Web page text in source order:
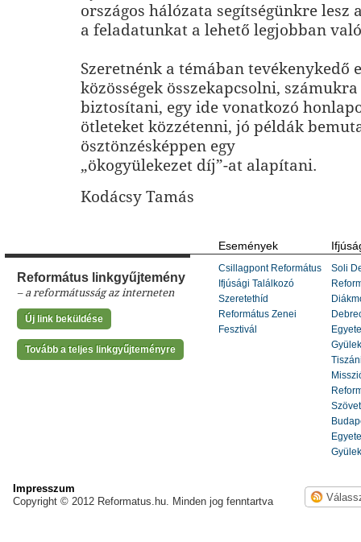
országos hálózata segítségünkre lesz
a feladatunkat a lehető legjobban
Szeretnénk a témában tevékenykedő
közösségek összekapcsolni,
biztosítani, egy ide vonatkozó
ötleteket közzétenni, jó példák
ösztönzésképpen egy
„ökogyülekezet díj”-at alapítani.
Kodácsy Tamás
Református linkgyűjtemény
– a reformátusság az interneten
Új link beküldése
Tovább a teljes linkgyűjteményre
Események
Csillagpont Református
Ifjúsági Találkozó
Szeretethíd
Református Zenei
Fesztivál
Soli
Impresszum
Copyright © 2012 Reformatus.hu. Minden jog fenntartva